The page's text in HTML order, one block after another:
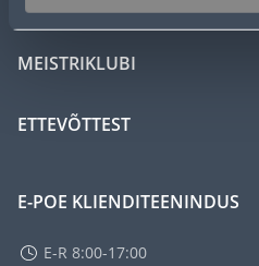
MEISTRIKLUBI
ETTEVÕTTEST
E-POE KLIENDITEENINDUS
E-R 8:00-17:00